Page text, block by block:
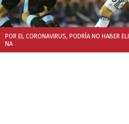
POR EL CORONAVIRUS, PODRÍA NO HABER
NA